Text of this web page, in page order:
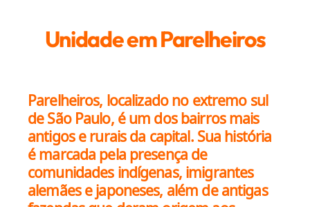
Unidade em Parelheiros
Parelheiros, localizado no extremo sul
de São Paulo, é um dos bairros mais
antigos e rurais da capital. Sua história
é marcada pela presença de
comunidades indígenas, imigrantes
alemães e japoneses, além de antigas